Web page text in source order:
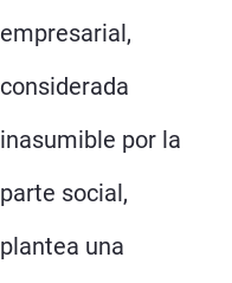
empresarial,
considerada
inasumible por la
parte social,
plantea una